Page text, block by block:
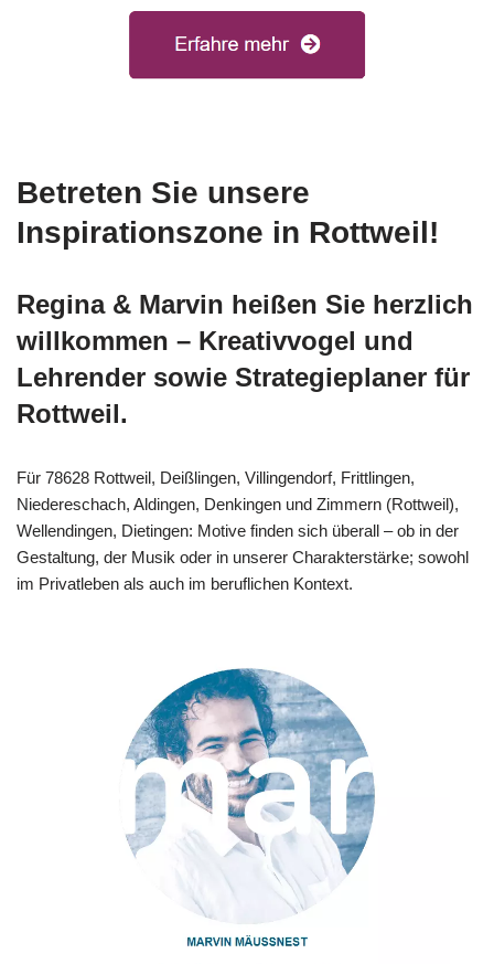
Betreten Sie unsere
Inspirationszone in Rottweil!
Regina & Marvin heißen Sie herzlich
willkommen – Kreativvogel und
Lehrender sowie Strategieplaner für
Rottweil.
Für 78628 Rottweil, Deißlingen, Villingendorf, Frittlingen,
Niedereschach, Aldingen, Denkingen und Zimmern (Rottweil),
Wellendingen, Dietingen: Motive finden sich überall – ob in der
Gestaltung, der Musik oder in unserer Charakterstärke; sowohl
im Privatleben als auch im beruflichen Kontext.